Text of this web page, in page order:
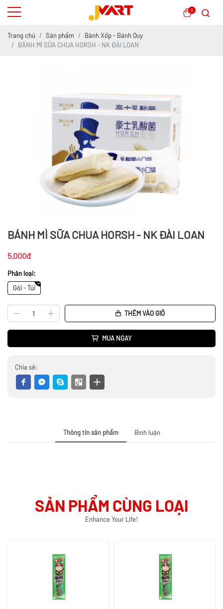
0
Trang chủ Sản phẩm
Bánh Xốp - Bánh Quy
BÁNH MÌ SỮA CHUA HORSH - NK ĐÀI LOAN
BÁNH MÌ SỮA CHUA HORSH - NK ĐÀI LOAN
5.000đ
Phân loại:
Gói - Túi
THÊM VÀO GIỎ
MUA NGAY
Chia sẻ:
Thông tin sản phẩm Bình luận
SẢN PHẨM CÙNG LOẠI
Enhance Your Life!